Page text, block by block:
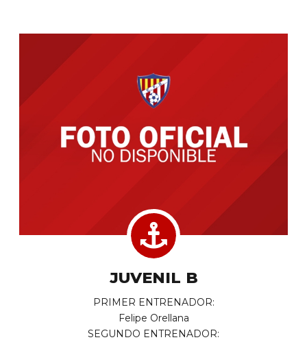
JUVENIL B
PRIMER ENTRENADOR:
Felipe Orellana
SEGUNDO ENTRENADOR: